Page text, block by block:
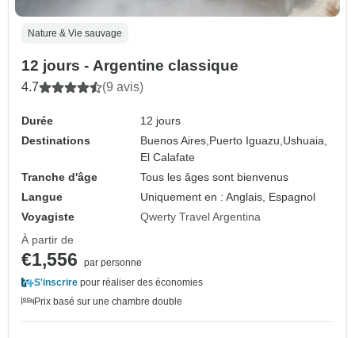
Nature & Vie sauvage
12 jours - Argentine classique
4.7 (9 avis)
Durée
12 jours
Destinations
Buenos Aires, Puerto Iguazu, Ushuaia,
El Calafate
Tranche d'âge
Tous les âges sont bienvenus
Langue
Uniquement en : Anglais, Espagnol
Voyagiste
Qwerty Travel Argentina
À partir de
€1,556
par personne
S'inscrire pour réaliser des économies
Prix basé sur une chambre double